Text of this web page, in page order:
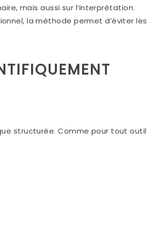
mais aussi sur l’interprétation.
la méthode permet d’éviter les
structurée. Comme pour tout outil